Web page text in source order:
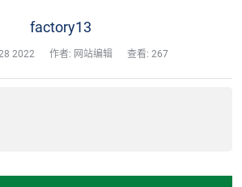
factory13
2022 作者: 网站编辑 查看: 267